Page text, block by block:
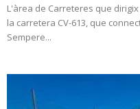
L'àrea de Carreteres que
la carretera CV-613, que
Sempere...